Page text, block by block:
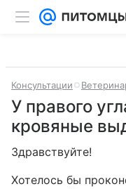
Консультации
У правого
кровяные
Здравствуйте!
Хотелось бы